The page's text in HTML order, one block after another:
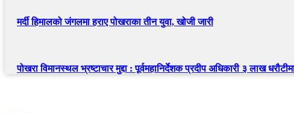
मर्दी हिमालको जंगलमा हराए पोखराका तीन युवा, खोजी जारी
पोखरा विमानस्थल भ्रष्टाचार मुद्दा : पूर्वमहानिर्देशक प्रदीप अधिकारी ३ लाख